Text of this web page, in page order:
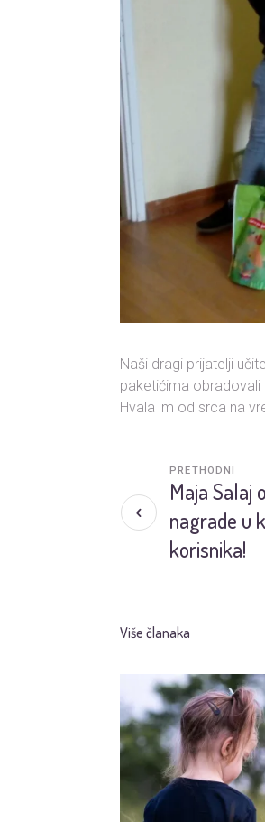
Naši dragi prijatelji
paketićima obradovali
Hvala im od srca na
Maja Salaj
nagrade u
korisnika!
PRETHODNI
Više članaka